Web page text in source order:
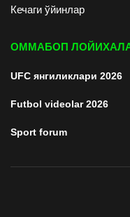
Кечаги ўйинлар
ОММАБОП
UFC янгиликлари 2026
Futbol videolar 2026
Sport forum